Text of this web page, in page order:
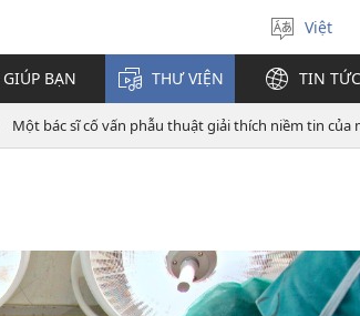
Chọn
ngôn
ngữ
Việt
BẠN THƯ VIỆN TIN TỨC
Một bác sĩ cố vấn phẫu thuật giải thích niềm tin của